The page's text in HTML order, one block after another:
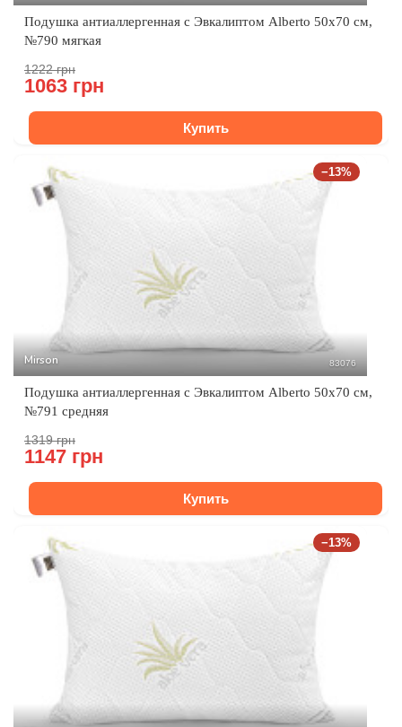
Подушка антиаллергенная с Эвкалиптом Alberto 50x70 см,
№790 мягкая
1222 грн
1063 грн
Купить
−13%
Mirson 83076
Подушка антиаллергенная с Эвкалиптом Alberto 50x70 см,
№791 средняя
1319 грн
1147 грн
Купить
−13%